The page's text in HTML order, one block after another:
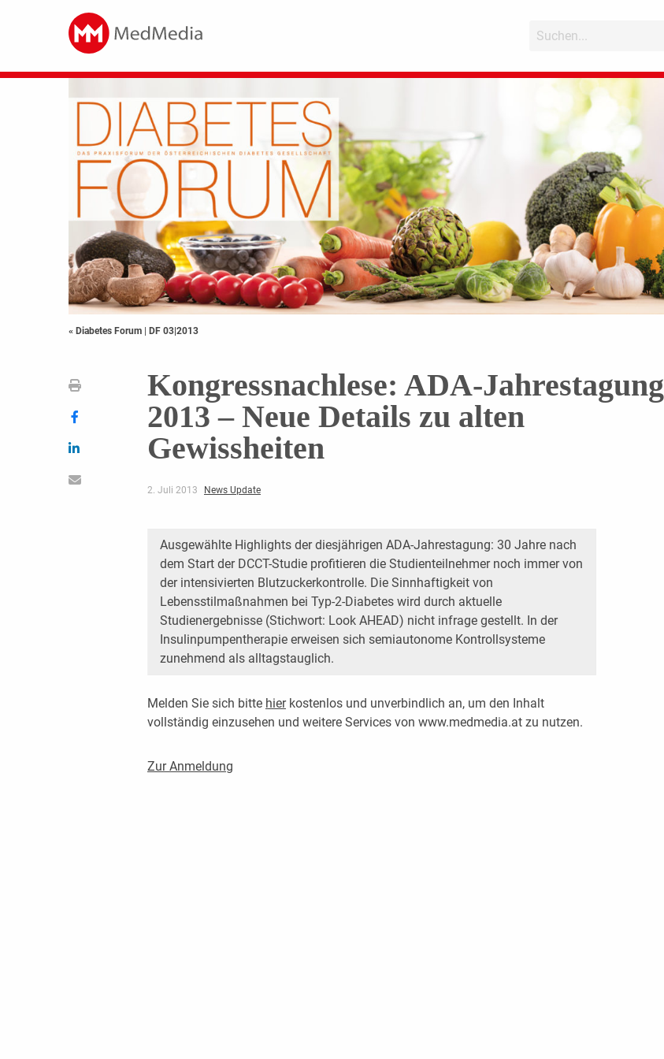
« Diabetes Forum | DF 03|2013
Kongressnachlese: ADA-Jahrestagung
2013 – Neue Details zu alten
Gewissheiten
2. Juli 2013 News Update
Ausgewählte Highlights der diesjährigen ADA-Jahrestagung: 30 Jahre nach
dem Start der DCCT-Studie profitieren die Studienteilnehmer noch immer von
der intensivierten Blutzuckerkontrolle. Die Sinnhaftigkeit von
Lebensstilmaßnahmen bei Typ-2-Diabetes wird durch aktuelle
Studienergebnisse (Stichwort: Look AHEAD) nicht infrage gestellt. In der
Insulinpumpentherapie erweisen sich semiautonome Kontrollsysteme
zunehmend als alltagstauglich.
Melden Sie sich bitte hierkostenlos und unverbindlich an, um den Inhalt
vollständig einzusehen und weitere Services von www.medmedia.at zu nutzen.
Zur Anmeldung